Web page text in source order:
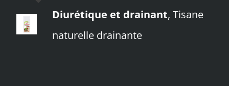
Diurétique et drainant, Tisane
naturelle drainante